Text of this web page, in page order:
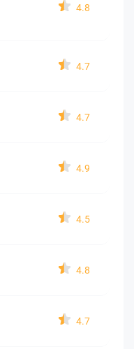
4.8
4.7
4.7
4.9
4.5
4.8
4.7